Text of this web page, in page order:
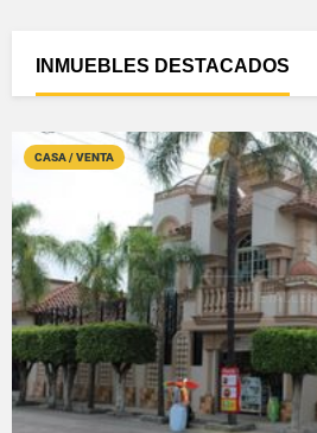
INMUEBLES DESTACADOS
CASA / VENTA
VER DETALLES